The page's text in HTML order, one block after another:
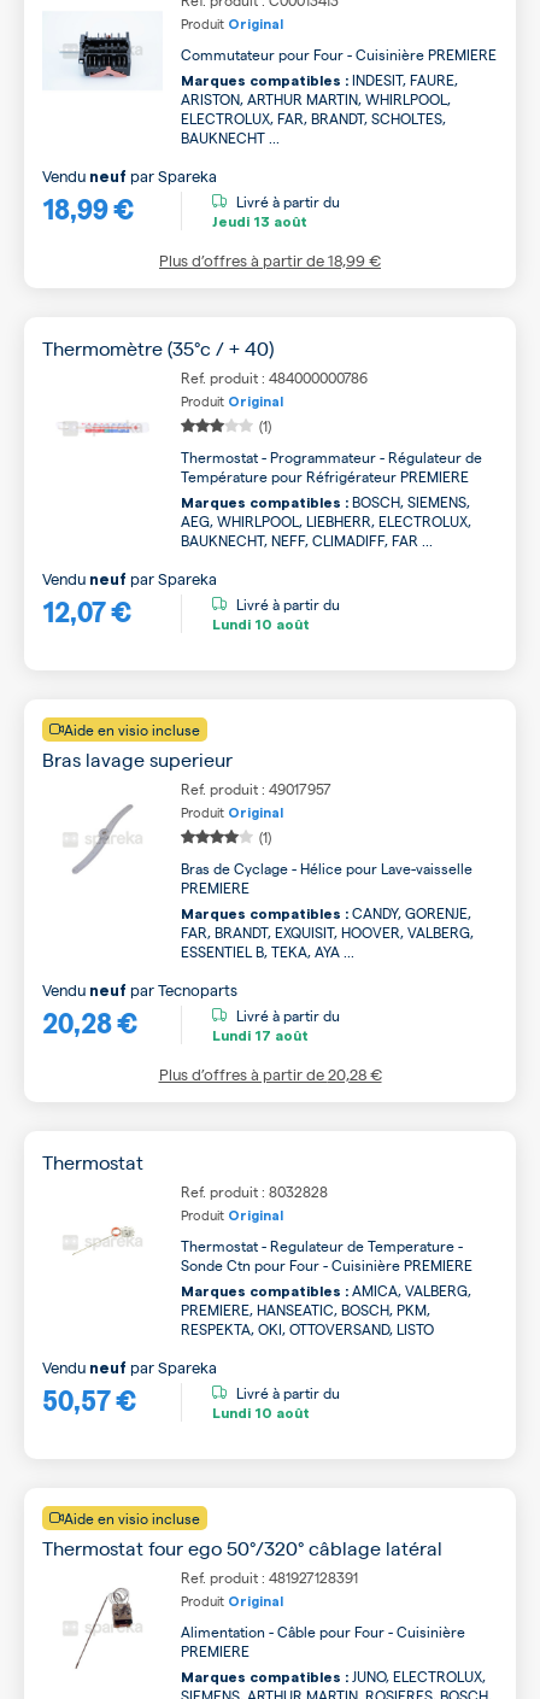
Produit Original
Commutateur pour Four - Cuisinière PREMIERE
Marques compatibles : INDESIT, FAURE,
ARISTON, ARTHUR MARTIN, WHIRLPOOL,
ELECTROLUX, FAR, BRANDT, SCHOLTES,
BAUKNECHT ...
18,99 €
Vendu neuf parSpareka
Livré à partir du
Jeudi 13 août
Plus d’offres à partir de18,99 €
Thermomètre (35°c / + 40)
Ref. produit : 484000000786
Produit Original
(1)
Thermostat - Programmateur - Régulateur de
Température pour Réfrigérateur PREMIERE
Marques compatibles : BOSCH, SIEMENS,
AEG, WHIRLPOOL, LIEBHERR, ELECTROLUX,
BAUKNECHT, NEFF, CLIMADIFF, FAR ...
12,07 €
Vendu neuf parSpareka
Livré à partir du
Lundi 10 août
Aide en visio incluse
Bras lavage superieur
Ref. produit : 49017957
Produit Original
(1)
Bras de Cyclage - Hélice pour Lave-vaisselle
PREMIERE
Marques compatibles : CANDY, GORENJE,
FAR, BRANDT, EXQUISIT, HOOVER, VALBERG,
ESSENTIEL B, TEKA, AYA ...
20,28 €
Vendu neuf parTecnoparts
Livré à partir du
Lundi 17 août
Plus d’offres à partir de20,28 €
Thermostat
Ref. produit : 8032828
Produit Original
Thermostat - Regulateur de Temperature -
Sonde Ctn pour Four - Cuisinière PREMIERE
Marques compatibles : AMICA, VALBERG,
PREMIERE, HANSEATIC, BOSCH, PKM,
RESPEKTA, OKI, OTTOVERSAND, LISTO
50,57 €
Vendu neuf parSpareka
Livré à partir du
Lundi 10 août
Aide en visio incluse
Thermostat four ego 50°/320° câblage latéral
Ref. produit : 481927128391
Produit Original
Alimentation - Câble pour Four - Cuisinière
PREMIERE
Marques compatibles : JUNO, ELECTROLUX,